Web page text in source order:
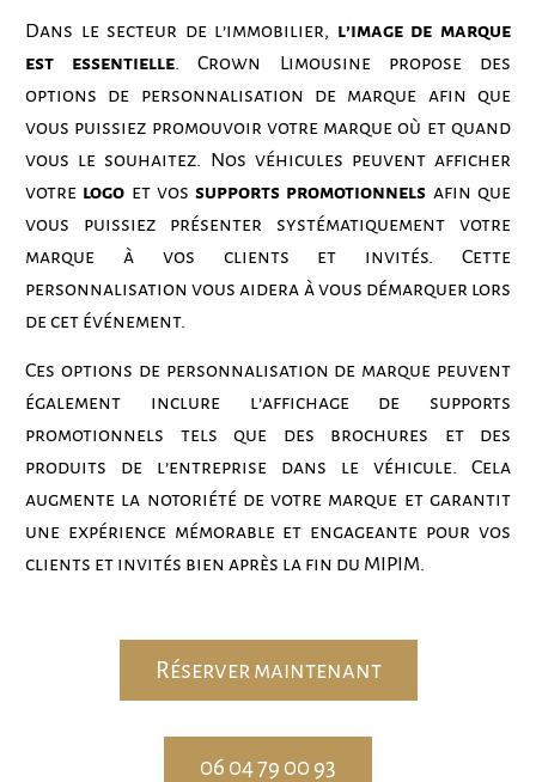
Dans le secteur de l’immobilier, l’image de marque
est essentielle. Crown Limousine propose des
options de personnalisation de marque afin que
vous puissiez promouvoir votre marque où et quand
vous le souhaitez. Nos véhicules peuvent afficher
votre logo et vos supports promotionnels afin que
vous puissiez présenter systématiquement votre
marque à vos clients et invités. Cette
personnalisation vous aidera à vous démarquer lors
de cet événement.
Ces options de personnalisation de marque peuvent
également inclure l’affichage de supports
promotionnels tels que des brochures et des
produits de l’entreprise dans le véhicule. Cela
augmente la notoriété de votre marque et garantit
une expérience mémorable et engageante pour vos
clients et invités bien après la fin du MIPIM.
Réserver maintenant
06 04 79 00 93